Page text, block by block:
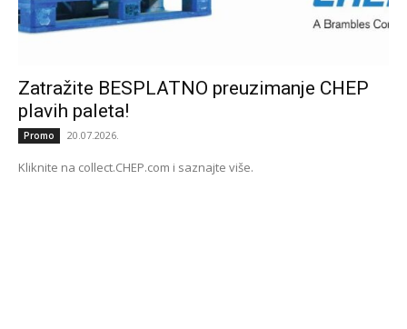
Zatražite BESPLATNO preuzimanje CHEP
plavih paleta!
Promo 20.07.2026.
Kliknite na collect.CHEP.com i saznajte više.